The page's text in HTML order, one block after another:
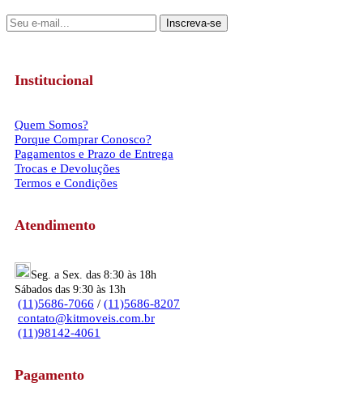
Inscreva-se
Institucional
Quem Somos?
Porque Comprar Conosco?
Pagamentos e Prazo de Entrega
Trocas e Devoluções
Termos e Condições
Atendimento
Seg. a Sex. das 8:30 às 18h
Sábados das 9:30 às 13h
(11)5686-7066 / (11)5686-8207
contato@kitmoveis.com.br
(11)98142-4061
Pagamento